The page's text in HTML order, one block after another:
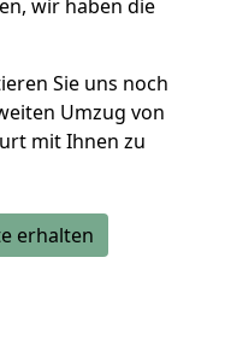
wir haben die
Sie uns noch
Umzug von
mit Ihnen zu
erhalten